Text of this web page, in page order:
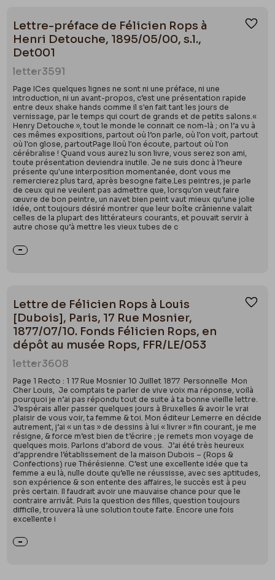
Lettre-préface de Félicien Rops à
Henri Detouche, 1895/05/00, s.l.,
Det001
letter3591
Page ICes quelques lignes ne sont ni une préface, ni une
introduction, ni un avant-propos, c’est une présentation rapide
entre deux shake hands comme il s'en fait tant les jours de
vernissage, par le temps qui court de grands et de petits salons.«
Henry Detouche », tout le monde le connait ce nom-là ; on l’a vu à
ces mêmes expositions, partout où l’on parle, où l'on voit, partout
où l'on glose, partoutPage IIoù l'on écoute, partout où l'on
cérébralise ! Quand vous aurez lu son livre, vous serez son ami,
toute présentation deviendra inutile. Je ne suis donc à l’heure
présente qu'une interposition momentanée, dont vous me
remercierez plus tard, après besogne faite.Les peintres, je parle
de ceux qui ne veulent pas admettre que, lorsqu'on veut faire
œuvre de bon peintre, un navet bien peint vaut mieux qu’une jolie
idée, ont toujours désiré montrer que leur boîte crânienne valait
celles de la plupart des littérateurs courants, et pouvait servir à
autre chose qu’à mettre les vieux tubes de c
Lettre de Félicien Rops à Louis
[Dubois], Paris, 17 Rue Mosnier,
1877/07/10. Fonds Félicien Rops, en
dépôt au musée Rops, FFR/LE/053
letter3608
Page 1 Recto : 1 17 Rue Mosnier 10 Juillet 1877 Personnelle Mon
Cher Louis, Je comptais te parler de vive voix ma réponse, voilà
pourquoi je n’ai pas répondu tout de suite à ta bonne vieille lettre.
J’espérais aller passer quelques jours à Bruxelles & avoir le vrai
plaisir de vous voir, ta femme & toi. Mon éditeur Lemerre en décide
autrement, j’ai « un tas » de dessins à lui « livrer » fin courant, je me
résigne, & force m’est bien de t’écrire ; je remets mon voyage de
quelques mois. Parlons d’abord de vous. J’ai été très heureux
d’apprendre l’établissement de la maison Dubois – (Rops &
Confections) rue Thérésienne. C’est une excellente idée que ta
femme a eu là, nulle doute qu’elle ne réussisse, avec ses aptitudes,
son expérience & son entente des affaires, le succès est à peu
près certain. Il faudrait avoir une mauvaise chance pour que le
contraire arrivât. Puis la question des filles, question toujours
difficile, trouvera là une solution toute faite. Encore une fois
excellente i